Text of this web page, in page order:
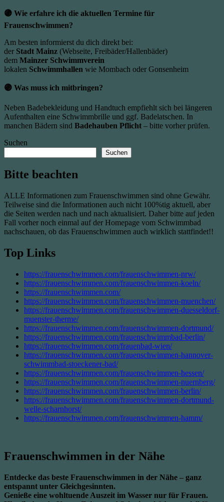
🟣 Wie erfahre ich die aktuellen Termine für
Frauenschwimmen?
Am besten informierst du dich direkt bei:
der Stadt Mainz (Webseite, Freibäder/Hallenbäder)
dem Mainzer Schwimmverein
lokalen Schwimmhallen wie Mombach oder Gonsenheim
🟣 Was muss ich mitbringen?
Neben Badebekleidung und Handtuch empfiehlt sich bei längeren
Aufenthalten eine Schwimmbrille und ggf. Badelatschen. In
manchen Bädern sind Badehauben Pflicht – bitte vorher prüfen.
Suchen
Suchen
Bitte beachten
ALLE Informationen zum Frauenschwimmen sind ohne Gewähr.
Teilweise sind die Informationen auch nicht 100%tig aktuell, aber
die Seiten werden nach und nach aktualisiert. Daher bitte auf jeden
Fall vorher noch einmal auf der Homepage vom Schwimmbad
nachschauen, ob das Frauenschwimmen auch wirklich stattfindet!!
Top Links
https://frauenschwimmen.com/frauenschwimmen-nrw/
https://frauenschwimmen.com/frauenschwimmen-koeln/
https://frauenschwimmen.com/
https://frauenschwimmen.com/frauenschwimmen-muenchen/
https://frauenschwimmen.com/frauenschwimmen-duesseldorf-
muenster-therme/
https://frauenschwimmen.com/frauenschwimmen-dortmund/
https://frauenschwimmen.com/frauenschwimmbad-berlin/
https://frauenschwimmen.com/frauenbad-wien/
https://frauenschwimmen.com/frauenschwimmen-hannover-
schwimmbad-stoeckener-bad/
https://frauenschwimmen.com/frauenschwimmen-hessen/
https://frauenschwimmen.com/frauenschwimmen-nuernberg/
https://frauenschwimmen.com/frauenschwimmen-berlin/
https://frauenschwimmen.com/frauenschwimmen-dortmund-
welle-scharnhorst/
https://frauenschwimmen.com/frauenschwimmen-hamm/
Frauenschwimmen in der Nähe
Entdecke das beste Frauenschwimmen in der Nähe – ganz
entspannt unter Gleichgesinnten.
Genieße eine wohltuende Auszeit im Wasser nur für Frauen.